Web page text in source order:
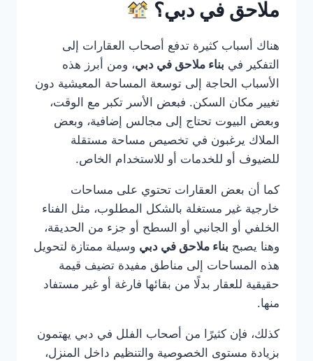
ملاحق في دبي؟
هناك أسباب كثيرة تدفع أصحاب العقارات إلى
التفكير في بناء ملاحق في دبي، ومن أبرز هذه
الأسباب الحاجة إلى توسعة المساحة المعيشية دون
تغيير مكان السكن. فبعض الأسر تكبر مع الوقت،
وبعض البيوت تحتاج إلى مجالس إضافية، وبعض
الملاك يرغبون في تخصيص مساحة مستقلة
للضيوف أو للخدمات أو للاستخدام الخاص.
كما أن بعض العقارات تحتوي على مساحات
خارجية غير مستغلة بالشكل المطلوب، مثل الفناء
الخلفي أو الجانبي أو السطح أو جزء من الحديقة،
وهنا يصبح بناء ملاحق في دبي وسيلة ممتازة لتحويل
هذه المساحات إلى مناطق مفيدة تضيف قيمة
حقيقية للعقار بدلًا من بقائها فارغة أو غير مستفاد
منها.
كذلك، فإن كثيرًا من أصحاب الفلل في دبي يهتمون
بزيادة مستوى الخصوصية والتنظيم داخل المنزل،